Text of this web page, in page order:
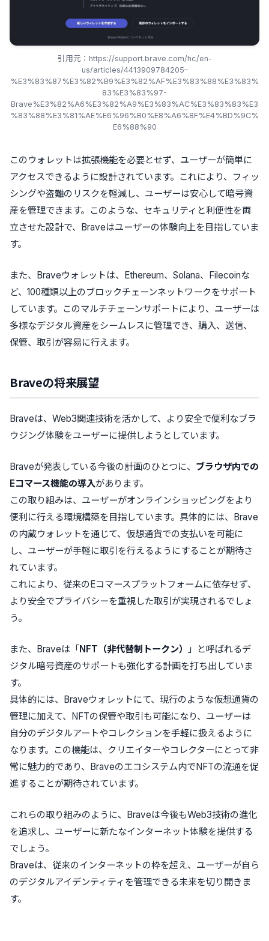
引用元：https://support.brave.com/hc/en-
us/articles/4413909784205–
%E3%83%87%E3%82%B9%E3%82%AF%E3%83%88%E3%83%
83%E3%83%97-
Brave%E3%82%A6%E3%82%A9%E3%83%AC%E3%83%83%E3
%83%88%E3%81%AE%E6%96%B0%E8%A6%8F%E4%BD%9C%
E6%88%90
このウォレットは拡張機能を必要とせず、ユーザーが簡単に
アクセスできるように設計されています。これにより、フィッ
シングや盗難のリスクを軽減し、ユーザーは安心して暗号資
産を管理できます。このような、セキュリティと利便性を両
立させた設計で、Braveはユーザーの体験向上を目指していま
す。
また、Braveウォレットは、Ethereum、Solana、Filecoinな
ど、100種類以上のブロックチェーンネットワークをサポート
しています。このマルチチェーンサポートにより、ユーザーは
多様なデジタル資産をシームレスに管理でき、購入、送信、
保管、取引が容易に行えます。
Braveの将来展望
Braveは、Web3関連技術を活かして、より安全で便利なブラ
ウジング体験をユーザーに提供しようとしています。
Braveが発表している今後の計画のひとつに、 ブラウザ内での
Eコマース機能の導入があります。
この取り組みは、ユーザーがオンラインショッピングをより
便利に行える環境構築を目指しています。具体的には、Brave
の内蔵ウォレットを通じて、仮想通貨での支払いを可能に
し、ユーザーが手軽に取引を行えるようにすることが期待さ
れています。
これにより、従来のEコマースプラットフォームに依存せず、
より安全でプライバシーを重視した取引が実現されるでしょ
う。
また、Braveは 「NFT（非代替制トークン）
」と呼ばれるデ
ジタル暗号資産のサポートも強化する計画を打ち出していま
す。
具体的には、Braveウォレットにて、現行のような仮想通貨の
管理に加えて、NFTの保管や取引も可能になり、ユーザーは
自分のデジタルアートやコレクションを手軽に扱えるように
なります。この機能は、クリエイターやコレクターにとって非
常に魅力的であり、Braveのエコシステム内でNFTの流通を促
進することが期待されています。
これらの取り組みのように、Braveは今後もWeb3技術の進化
を追求し、ユーザーに新たなインターネット体験を提供する
でしょう。
Braveは、従来のインターネットの枠を超え、ユーザーが自ら
のデジタルアイデンティティを管理できる未来を切り開きま
す。